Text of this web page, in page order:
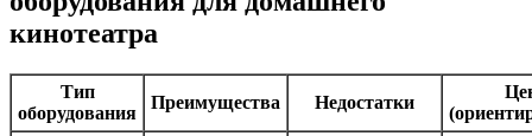
кинотеатра
Тип
оборудования
Преимущества Недостатки